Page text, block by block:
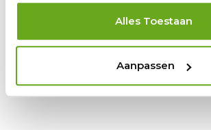
Alles Toestaan
Aanpassen
Review Toevoegen